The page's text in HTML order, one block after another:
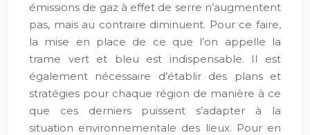
émissions de gaz à effet de serre n’augmentent
pas, mais au contraire diminuent. Pour ce faire,
la mise en place de ce que l’on appelle la
trame vert et bleu est indispensable. Il est
également nécessaire d’établir des plans et
stratégies pour chaque région de manière à ce
que ces derniers puissent s’adapter à la
situation environnementale des lieux. Pour en